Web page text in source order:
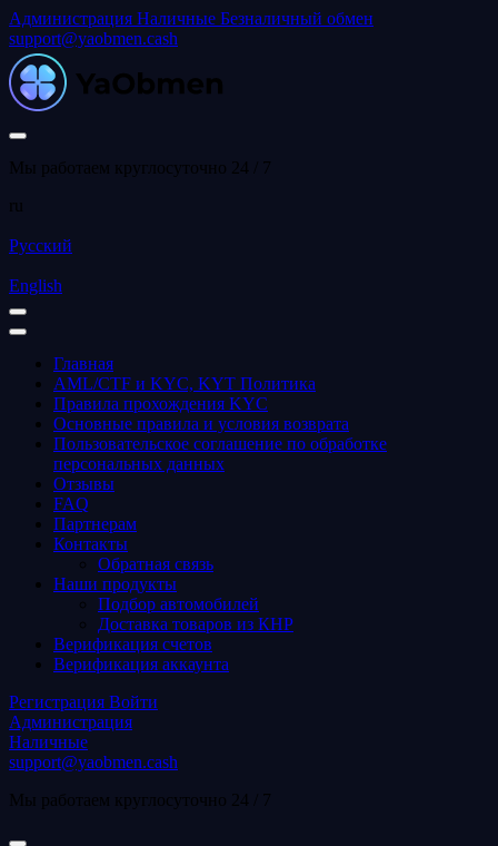
Администрация Наличные Безналичный обмен
support@yaobmen.cash
Мы работаем круглосуточно 24 / 7
ru
Русский
English
Главная
AML/CTF и KYC, KYT Политика
Правила прохождения KYC
Основные правила и условия возврата
Пользовательское соглашение по обработке
персональных данных
Отзывы
FAQ
Партнерам
Контакты
Обратная связь
Наши продукты
Подбор автомобилей
Доставка товаров из КНР
Верификация счетов
Верификация аккаунта
Регистрация Войти
Администрация
Наличные
support@yaobmen.cash
Мы работаем круглосуточно 24 / 7